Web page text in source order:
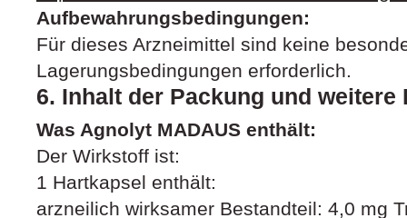
Aufbewahrungsbedingungen:
Für dieses Arzneimittel sind keine
Lagerungsbedingungen erforderlich.
6. Inhalt der Packung und weitere
Was Agnolyt MADAUS enthält:
Der Wirkstoff ist:
1 Hartkapsel enthält:
arzneilich wirksamer Bestandteil: 4,0 mg